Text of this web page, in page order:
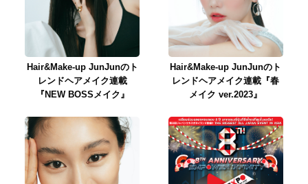
Hair&Make-up JunJunのト
レンドヘアメイク連載
『NEW BOSSメイク』
Hair&Make-up JunJunのト
レンドヘアメイク連載『春
メイク ver.2023』